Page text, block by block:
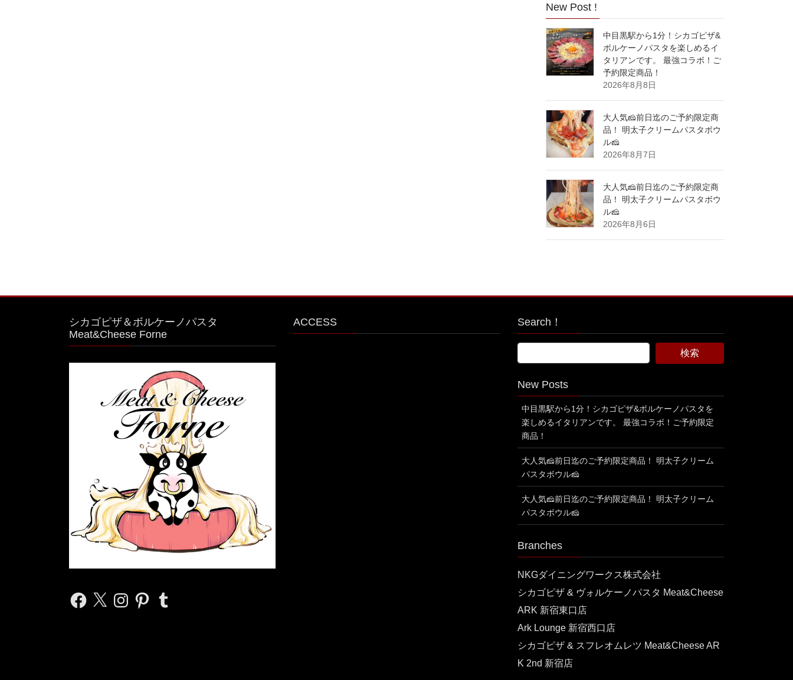
New Post !
中目黒駅から1分！シカゴピザ&
ボルケーノパスタを楽しめるイ
タリアンです。 最強コラボ！ご
予約限定商品！
2026年8月8日
大人気🧀前日迄のご予約限定商
品！ 明太子クリームパスタボウ
ル🧀
2026年8月7日
大人気🧀前日迄のご予約限定商
品！ 明太子クリームパスタボウ
ル🧀
2026年8月6日
シカゴピザ＆ボルケーノパスタ
Meat&Cheese Forne
Facebook
X InstagramPinterestTumblr
ACCESS Search！
New Posts
中目黒駅から1分！シカゴピザ&ボルケーノパスタを
楽しめるイタリアンです。 最強コラボ！ご予約限定
商品！
大人気🧀前日迄のご予約限定商品！ 明太子クリーム
パスタボウル🧀
大人気🧀前日迄のご予約限定商品！ 明太子クリーム
パスタボウル🧀
Branches
NKGダイニングワークス株式会社
シカゴピザ & ヴォルケーノパスタ Meat&Cheese
ARK 新宿東口店
Ark Lounge 新宿西口店
シカゴピザ & スフレオムレツ Meat&Cheese AR
K 2nd 新宿店